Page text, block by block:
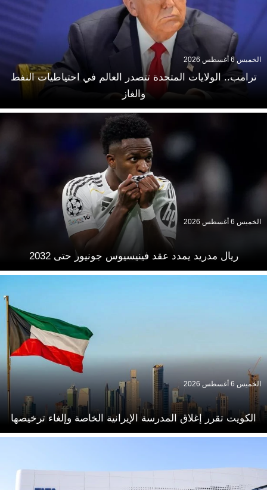
ترامب.. الولايات المتحدة تتصدر العالم في احتياطيات النفط
والغاز
الخميس 6 أغسطس 2026
ريال مدريد يمدد عقد فينيسيوس جونيور حتى 2032
الخميس 6 أغسطس 2026
الكويت تقرر إغلاق المدرسة الإيرانية الخاصة وإلغاء ترخيصها
الخميس 6 أغسطس 2026